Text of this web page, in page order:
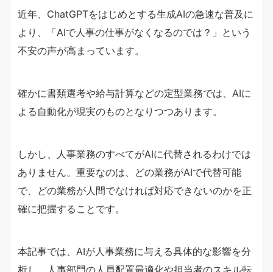
近年、ChatGPTをはじめとする生成AIの急速な普及に
より、「AIで人事の仕事がなくなるのでは？」という
不安の声が高まっています。
確かに書類選考や給与計算などの定型業務では、AIに
よる自動化が現実のものとなりつつあります。
しかし、人事業務のすべてがAIに代替されるわけでは
ありません。重要なのは、どの業務がAIで代替可能
で、どの業務が人間でなければ対応できないのかを正
確に把握することです。
本記事では、AIが人事業務に与える具体的な影響を分
析し、人事部門の人員配置最適化や担当者のスキル転